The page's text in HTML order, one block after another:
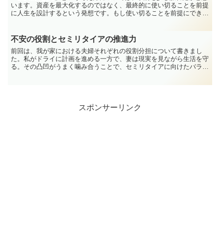
います。資産を最大化するのではなく、最終的に使い切ることを前提
に人生を設計するという発想です。もし使い切ることを前提にできる
不安の役割とセミリタイアの推進力
前回は、我が家における夫婦それぞれの役割分担について書きまし
た。私がドライに計画を進める一方で、妻は現実を見ながら生活を守
る。その凸凹がうまく噛み合うことで、セミリタイアに向けたバラン
スポンサーリンク